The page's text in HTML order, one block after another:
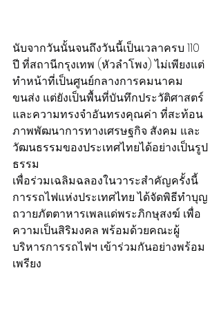
นับจากวันนั้นจนถึงวันนี้เป็นเวลาครบ 110
ปี ที่สถานีกรุงเทพ (หัวลำโพง) ไม่เพียงแต่
ทำหน้าที่เป็นศูนย์กลางการคมนาคม
ขนส่ง แต่ยังเป็นพื้นที่บันทึกประวัติศาสตร์
และความทรงจำอันทรงคุณค่า ที่สะท้อน
ภาพพัฒนาการทางเศรษฐกิจ สังคม และ
วัฒนธรรมของประเทศไทยได้อย่างเป็นรูป
ธรรม
เพื่อร่วมเฉลิมฉลองในวาระสำคัญครั้งนี้
การรถไฟแห่งประเทศไทย ได้จัดพิธีทำบุญ
ถวายภัตตาหารเพลแด่พระภิกษุสงฆ์ เพื่อ
ความเป็นสิริมงคล พร้อมด้วยคณะผู้
บริหารการรถไฟฯ เข้าร่วมกันอย่างพร้อม
เพรียง